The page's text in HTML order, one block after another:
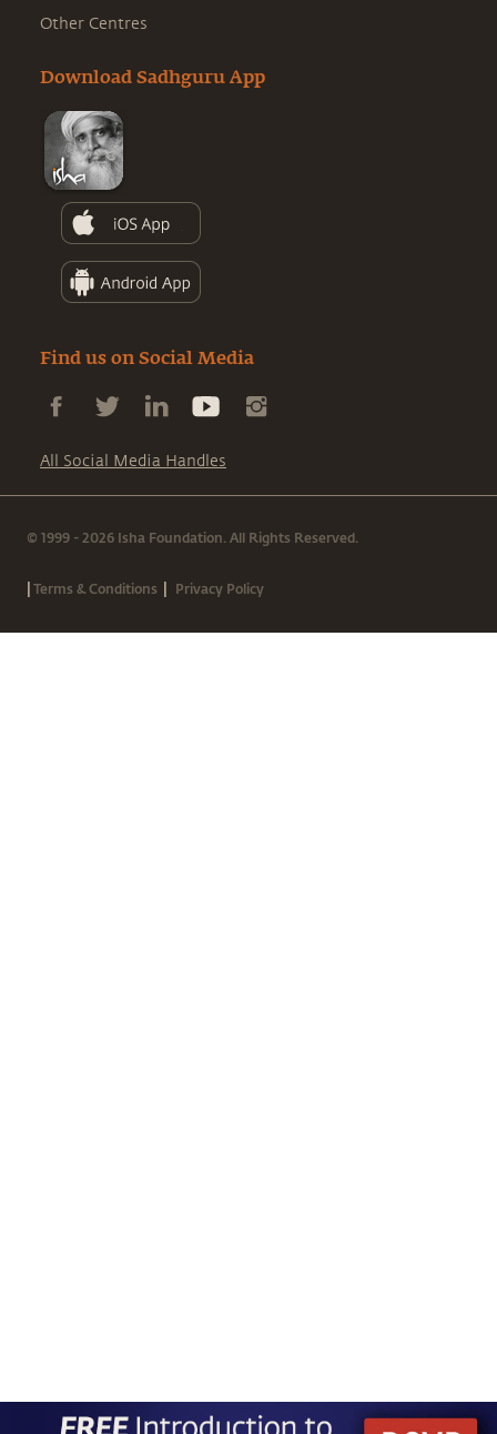
Other Centres
Download Sadhguru App
Find us on Social Media
All Social Media Handles
© 1999 - 2026 Isha Foundation. All Rights Reserved.
|Terms & Conditions | Privacy Policy